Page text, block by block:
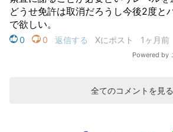
全てのコメントを見る